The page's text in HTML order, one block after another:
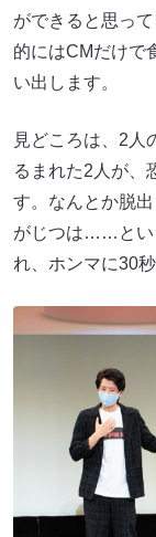
ができると思っ
的にはCMだけで
い出します。
見どころは、2人
るまれた2人が、
す。なんとか脱
がじつは……とい
れ、ホンマに30